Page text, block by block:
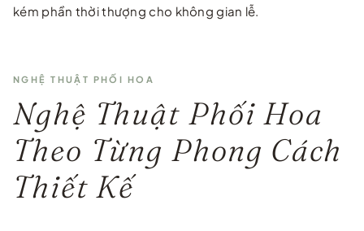
kém phần thời thượng cho không gian lễ.
NGHỆ THUẬT PHỐI HOA
Nghệ Thuật Phối Hoa
Theo Từng Phong Cách
Thiết Kế